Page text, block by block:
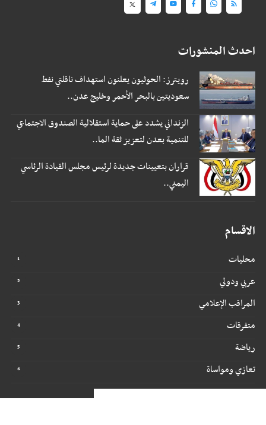
احدث المنشورات
رويترز: الحوثيون يعلنون استهداف ناقلتي نفط
سعوديتين بالبحر الأحمر وخليج عدن..
الزنداني يشدد على حماية استقلالية الصندوق الاجتماعي
للتنمية بعدن لتعزيز ثقة الما..
قراران بتعيينات جديدة لرئيس مجلس القيادة الرئاسي
اليمني..
الاقسام
محليات
عربي ودولي
المراقب الإعلامي
متفرقات
رياضة
تعازي ومواساة